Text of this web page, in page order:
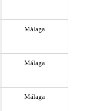
Málaga
Málaga
Málaga